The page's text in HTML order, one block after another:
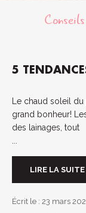
Conseils
5
Le chaud soleil du
grand bonheur!
des lainages, tout
LIRE LA SUITE
Écrit le : 23 mars